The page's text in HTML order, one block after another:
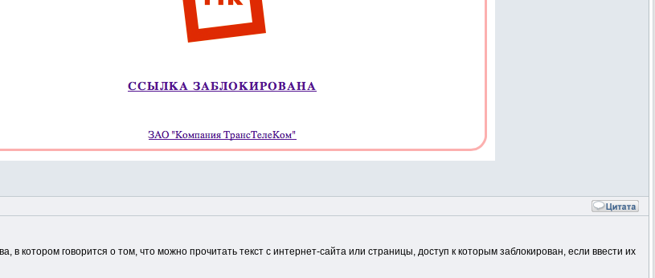
в котором говорится о том, что можно прочитать текст с интернет-сайта или страницы, доступ к которым заблокирован, если ввести их